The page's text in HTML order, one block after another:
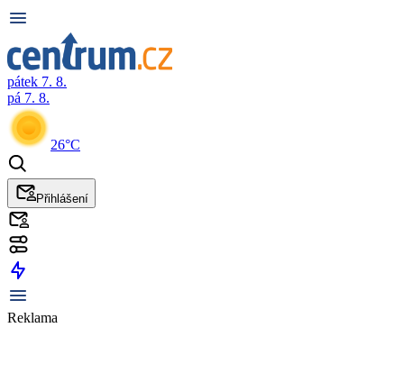
pátek 7. 8.
pá 7. 8.
26°C
Přihlášení
Reklama